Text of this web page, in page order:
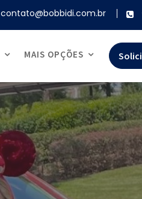
contato@bobbidi.com.br
MAIS OPÇÕES